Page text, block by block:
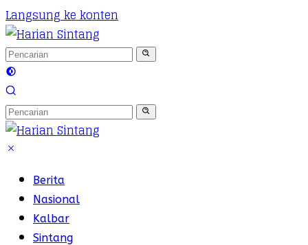
Langsung ke konten
Berita
Nasional
Kalbar
Sintang